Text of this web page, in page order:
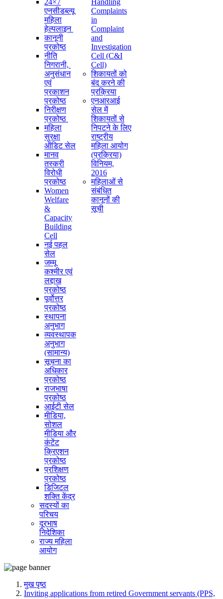
एनसीडब्ल्यू
महिला
हेल्पलाइन
कानूनी
प्रकोष्ठ
नीति
निगरानी, ​​
अनुसंधान
एवं
प्रकाशन
प्रकोष्ठ
निरीक्षण
प्रकोष्ठ
महिला
सुरक्षा
ऑडिट सेल
मानव
तस्करी
विरोधी
प्रकोष्ठ
Women
Welfare
&
Capacity
Building
Cell
नई पहल
सेल
जम्मू
कश्मीर एवं
लद्दाख
प्रकोष्ठ
पूर्वोत्तर
प्रकोष्ठ
स्थापना
अनुभाग
व्यवस्थापक
अनुभाग
(सामान्य)
सूचना का
अधिकार
प्रकोष्ठ
राजभाषा
प्रकोष्ठ
आईटी सेल
मीडिया,
सोशल
मीडिया और
कंटेंट
क्रिएशन
प्रकोष्ठ
प्रशिक्षण
प्रकोष्ठ
डिजिटल
शक्ति केंद्र
सदस्यों का
परिचय
दूरभाष
निदेशिका
राज्य महिला
आयोग
Complaints
in
Complaint
and
Investigation
Cell (C&I
Cell)
शिकायतों को
बंद करने की
प्रक्रिया
एनआरआई
सेल में
शिकायतों से
निपटने के लिए
राष्ट्रीय
महिला आयोग
(प्रक्रिया)
विनियम,
2016
महिलाओं से
संबंधित
कानूनों की
सूची
मुख पृष्ठ
Inviting applications from retired Government servants (PPS,